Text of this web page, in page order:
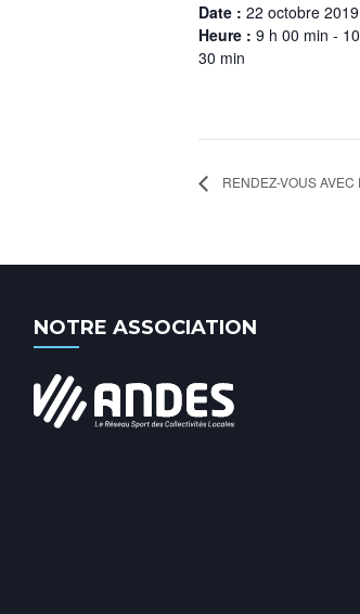
Date : 22 octobre 2019
Heure : 9 h 00 min -
30 min
RENDEZ-VOUS
NOTRE ASSOCIATION